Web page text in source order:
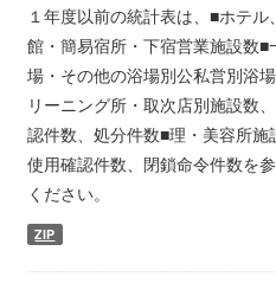
１年度以前の統計表は、■ホテル
館・簡易宿所・下宿営業施設数■
場・その他の浴場別公私営別浴
リーニング所・取次店別施設数
認件数、処分件数■理・美容所施
使用確認件数、閉鎖命令件数を
ください。
ZIP